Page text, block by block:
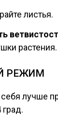
листья.
растения.
РЕЖИМ
себя лучше
град.